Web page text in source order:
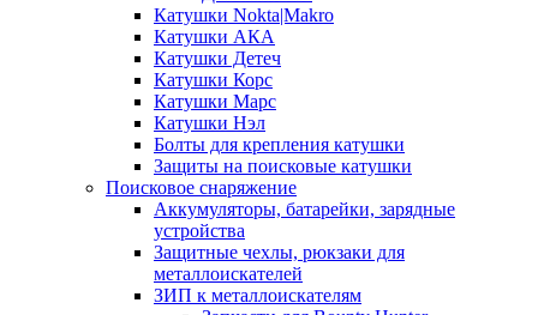
Катушки Nokta|Makro
Катушки АКА
Катушки Детеч
Катушки Корс
Катушки Марс
Катушки Нэл
Болты для крепления катушки
Защиты на поисковые катушки
Поисковое снаряжение
Аккумуляторы, батарейки, зарядные
устройства
Защитные чехлы, рюкзаки для
металлоискателей
ЗИП к металлоискателям